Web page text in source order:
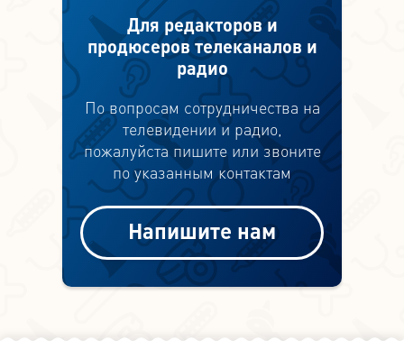
Для редакторов и
продюсеров телеканалов и
радио
По вопросам сотрудничества на
телевидении и радио,
пожалуйста пишите или звоните
по указанным контактам
Напишите нам